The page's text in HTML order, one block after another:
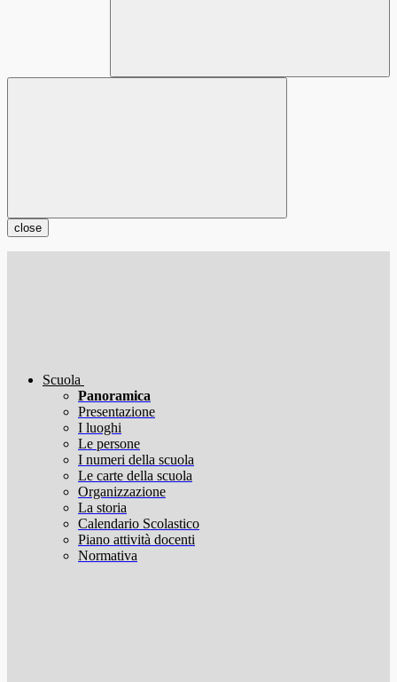
close
Scuola
Panoramica
Presentazione
I luoghi
Le persone
I numeri della scuola
Le carte della scuola
Organizzazione
La storia
Calendario Scolastico
Piano attività docenti
Normativa